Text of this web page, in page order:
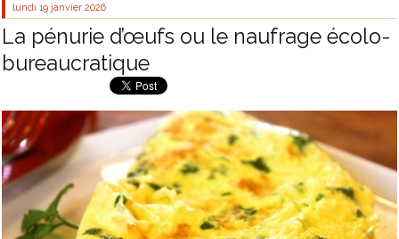
lundi 19 janvier 2026
La pénurie d’œufs ou le naufrage écolo-
bureaucratique